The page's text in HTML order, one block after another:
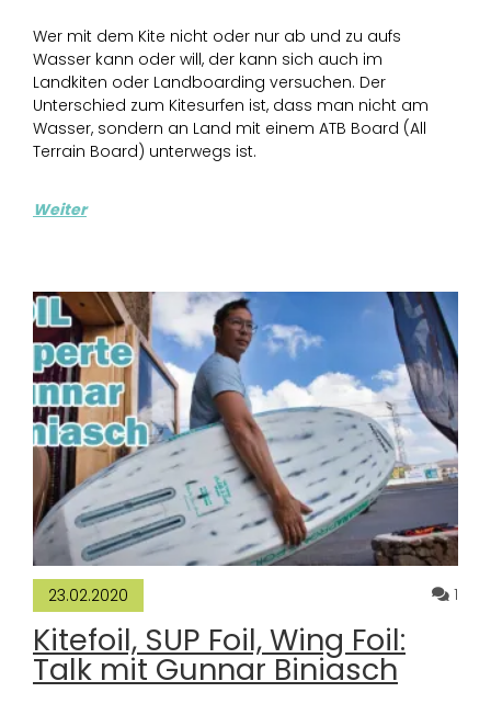
Wer mit dem Kite nicht oder nur ab und zu aufs
Wasser kann oder will, der kann sich auch im
Landkiten oder Landboarding versuchen. Der
Unterschied zum Kitesurfen ist, dass man nicht am
Wasser, sondern an Land mit einem ATB Board (All
Terrain Board) unterwegs ist.
Weiter
23.02.2020 1
Kitefoil, SUP Foil, Wing Foil:
Talk mit Gunnar Biniasch